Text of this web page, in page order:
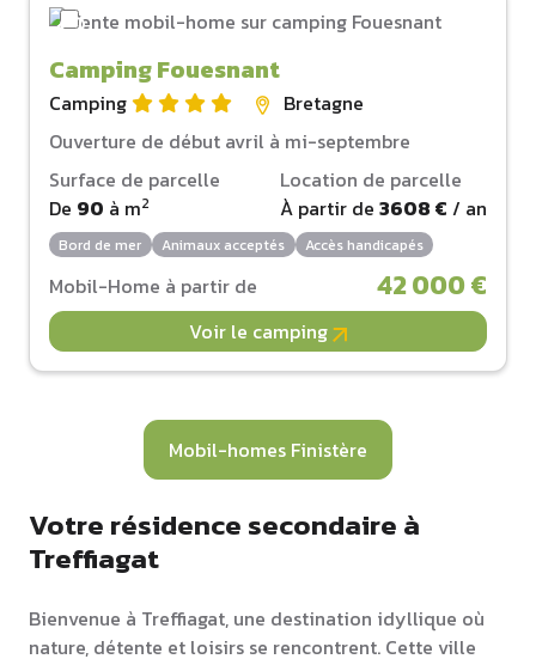
Camping Fouesnant
Camping
Bretagne
Ouverture de début avril à mi-septembre
Surface de parcelle
De 90 à m2
Location de parcelle
À partir de 3608 € / an
Bord de mer Animaux acceptés Accès handicapés
Mobil-Home à partir de 42 000 €
Voir le camping
Mobil-homes Finistère
Votre résidence secondaire à
Treffiagat
Bienvenue à Treffiagat, une destination idyllique où
nature, détente et loisirs se rencontrent. Cette ville